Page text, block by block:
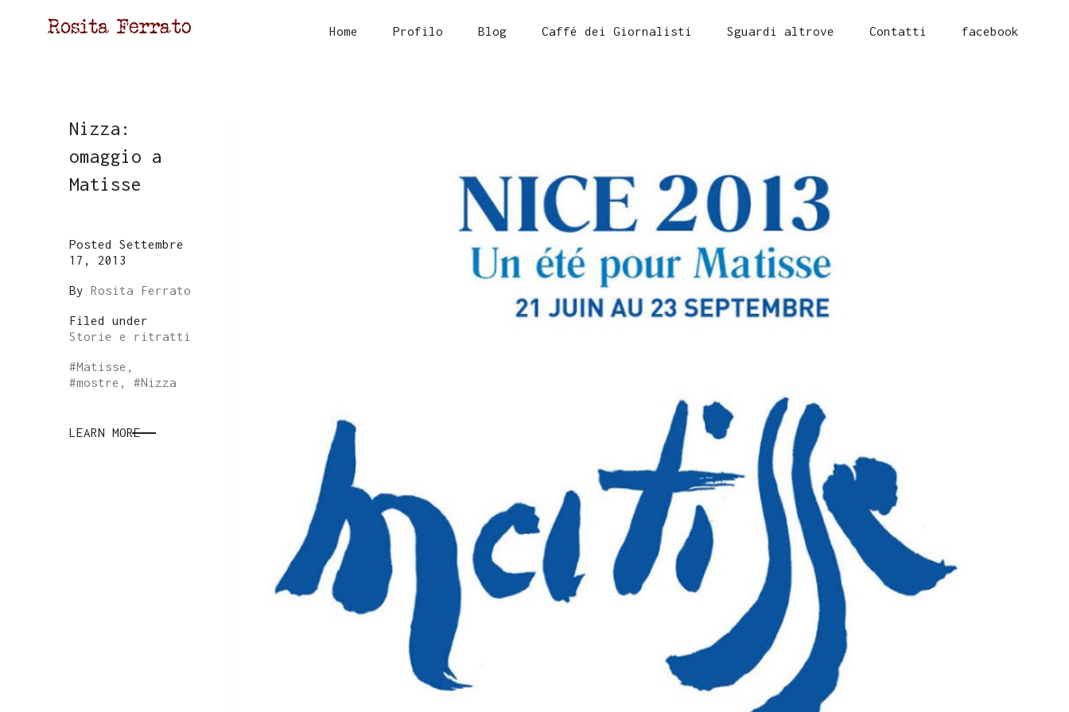
Home Profilo Blog Caffé dei Giornalisti Sguardi altrove Contatti facebook
Nizza:
omaggio a
Matisse
Posted Settembre
17, 2013
By Rosita Ferrato
Filed under
Storie e ritratti
#Matisse ,
#mostre , #Nizza
LEARN MORE